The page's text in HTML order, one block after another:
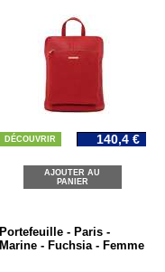
DÉCOUVRIR 140,4 €
AJOUTER AU
PANIER
Portefeuille - Paris -
Marine - Fuchsia - Femme